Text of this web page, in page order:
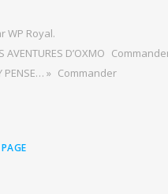
WP Royal.
AVENTURES D’OXMO
PENSE… » Commander